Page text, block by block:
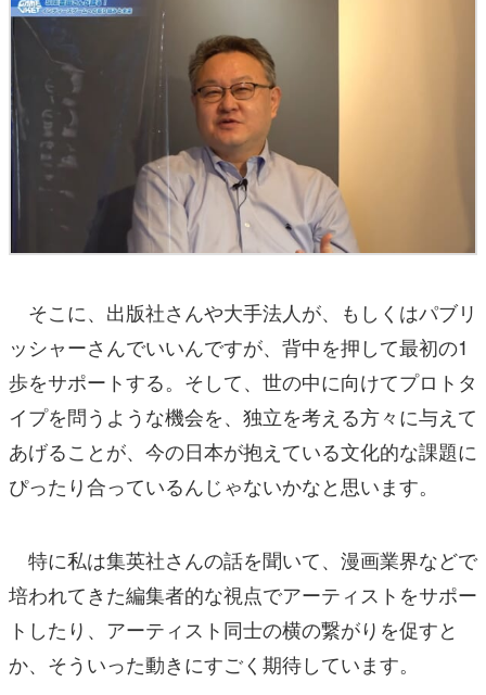
そこに、出版社さんや大手法人が、もしくはパブリ
ッシャーさんでいいんですが、背中を押して最初の1
歩をサポートする。そして、世の中に向けてプロトタ
イプを問うような機会を、独立を考える方々に与えて
あげることが、今の日本が抱えている文化的な課題に
ぴったり合っているんじゃないかなと思います。
特に私は集英社さんの話を聞いて、漫画業界などで
培われてきた編集者的な視点でアーティストをサポー
トしたり、アーティスト同士の横の繋がりを促すと
か、そういった動きにすごく期待しています。